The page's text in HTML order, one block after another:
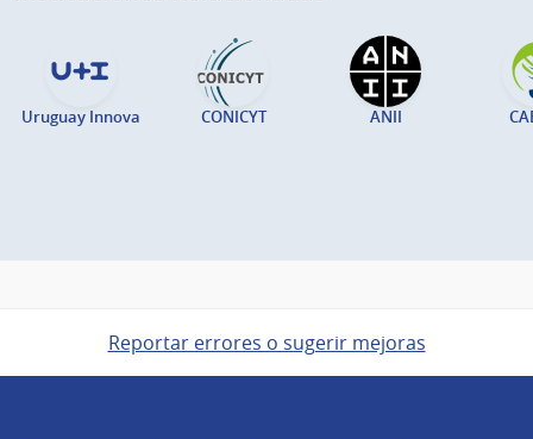
Uruguay Innova CONICYT ANII
Reportar errores o sugerir mejoras